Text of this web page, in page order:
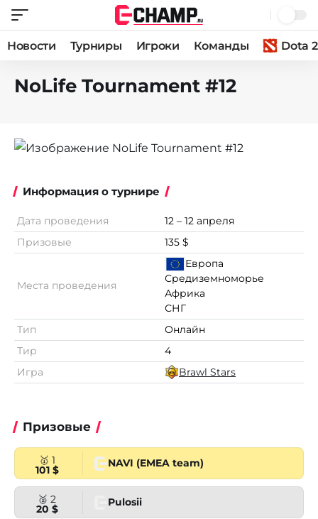
Новости Турниры Игроки Команды Dota 2
NoLife Tournament #12
Информация о турнире
Дата проведения
12 – 12 апреля
Призовые
135 $
Места проведения
Европа
Средиземноморье
Африка
СНГ
Тип
Онлайн
Тир
4
Игра
Brawl Stars
Призовые
🥇 1
101 $
NAVI (EMEA team)
🥈 2
20 $
Pulosii